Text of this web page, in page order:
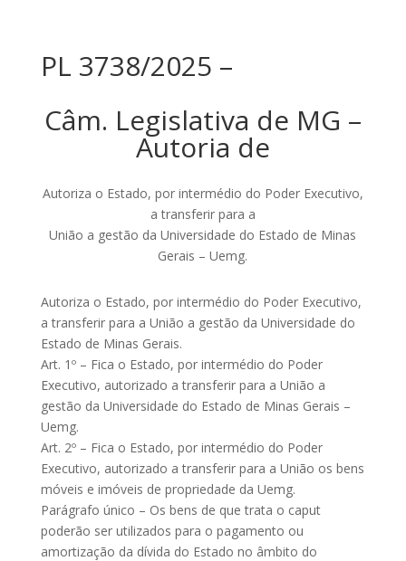
PL 3738/2025 –
Câm. Legislativa de MG –
Autoria de
Autoriza o Estado, por intermédio do Poder Executivo,
a transferir para a
União a gestão da Universidade do Estado de Minas
Gerais – Uemg.
Autoriza o Estado, por intermédio do Poder Executivo,
a transferir para a União a gestão da Universidade do
Estado de Minas Gerais.
Art. 1º – Fica o Estado, por intermédio do Poder
Executivo, autorizado a transferir para a União a
gestão da Universidade do Estado de Minas Gerais –
Uemg.
Art. 2º – Fica o Estado, por intermédio do Poder
Executivo, autorizado a transferir para a União os bens
móveis e imóveis de propriedade da Uemg.
Parágrafo único – Os bens de que trata o caput
poderão ser utilizados para o pagamento ou
amortização da dívida do Estado no âmbito do